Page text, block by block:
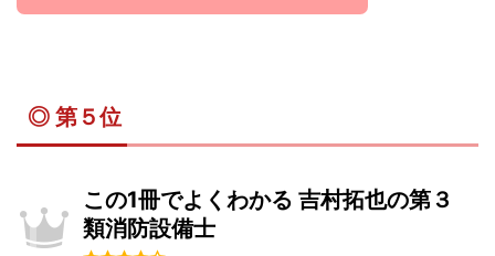
◎ 第５位
この1冊でよくわかる 吉村拓也の第３
類消防設備士